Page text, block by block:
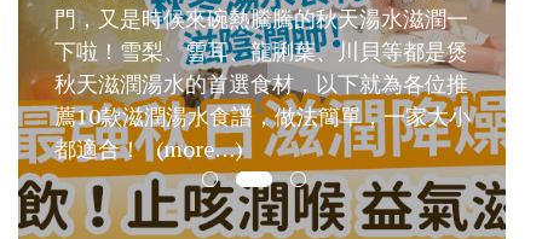
一定希望小朋友正常發揮！老師除了提出問
題和任務外，亦會從旁觀察孩子和家長的言
行和溝通能力，只要預先做好準備，小朋友
必定應付自如。 (more…)